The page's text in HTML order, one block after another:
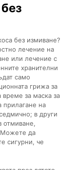
без измиване?
лечение на
или лечение с
хранителни
само
грижа за
време за маска за
прилагане на
в други
отмиване,
Можете да
сигурни, че